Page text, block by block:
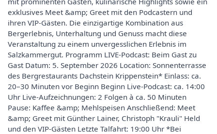
exklusives Meet &amp; Greet mit den Podcastern und
ihren VIP-Gästen. Die einzigartige Kombination aus
Bergerlebnis, Unterhaltung und Genuss macht diese
Veranstaltung zu einem unvergesslichen Erlebnis im
Salzkammergut. Programm LIVE-Podcast: Beim Gast zu
Gast Datum: 5. September 2026 Location: Sonnenterrasse
des Bergrestaurants Dachstein Krippenstein* Einlass: ca.
20–30 Minuten vor Beginn Beginn Live-Podcast: ca. 14:00
Uhr Live-Aufzeichnungen: 2 Folgen à ca. 50 Minuten
Pause: Kaffee &amp; Mehlspeisen Anschließend: Meet
&amp; Greet mit Günther Lainer, Christoph "Krauli" Held
und den VIP-Gästen Letzte Talfahrt: 19:00 Uhr *Bei